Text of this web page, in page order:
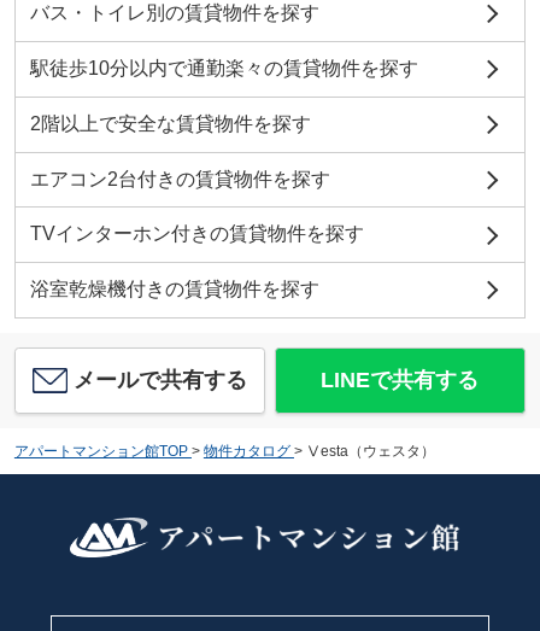
バス・トイレ別の賃貸物件を探す
駅徒歩10分以内で通勤楽々の賃貸物件を探す
2階以上で安全な賃貸物件を探す
エアコン2台付きの賃貸物件を探す
TVインターホン付きの賃貸物件を探す
浴室乾燥機付きの賃貸物件を探す
メールで共有する LINEで共有する
アパートマンション館TOP > 物件カタログ > Ⅴesta（ウェスタ）